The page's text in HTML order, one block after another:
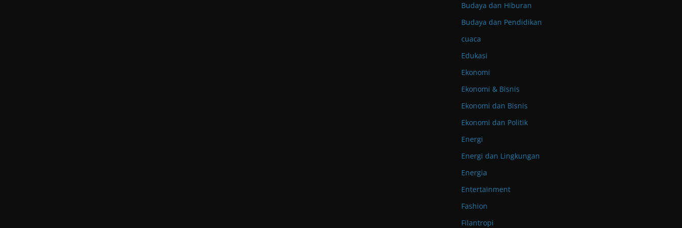
Budaya dan Hiburan
Budaya dan Pendidikan
cuaca
Edukasi
Ekonomi
Ekonomi & Bisnis
Ekonomi dan Bisnis
Ekonomi dan Politik
Energi
Energi dan Lingkungan
Energia
Entertainment
Fashion
Filantropi